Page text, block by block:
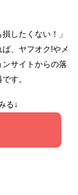
したくない！」
、ヤフオク!やメ
サイトからの落
す。
る↓